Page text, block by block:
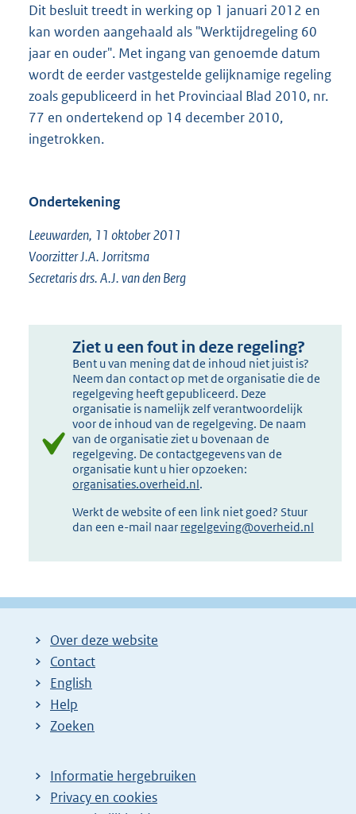
Dit besluit treedt in werking op 1 januari 2012 en
kan worden aangehaald als "Werktijdregeling 60
jaar en ouder". Met ingang van genoemde datum
wordt de eerder vastgestelde gelijknamige regeling
zoals gepubliceerd in het Provinciaal Blad 2010, nr.
77 en ondertekend op 14 december 2010,
ingetrokken.
Ondertekening
Leeuwarden, 11 oktober 2011
Voorzitter J.A. Jorritsma
Secretaris drs. A.J. van den Berg
Ziet u een fout in deze regeling?
Bent u van mening dat de inhoud niet juist is?
Neem dan contact op met de organisatie die de
regelgeving heeft gepubliceerd. Deze
organisatie is namelijk zelf verantwoordelijk
voor de inhoud van de regelgeving. De naam
van de organisatie ziet u bovenaan de
regelgeving. De contactgegevens van de
organisatie kunt u hier opzoeken:
organisaties.overheid.nl.
Werkt de website of een link niet goed? Stuur
dan een e-mail naar regelgeving@overheid.nl
Over deze website
Contact
English
Help
Zoeken
Informatie hergebruiken
Privacy en cookies